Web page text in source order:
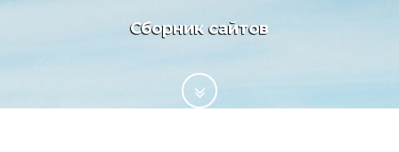
Сборник сайтов